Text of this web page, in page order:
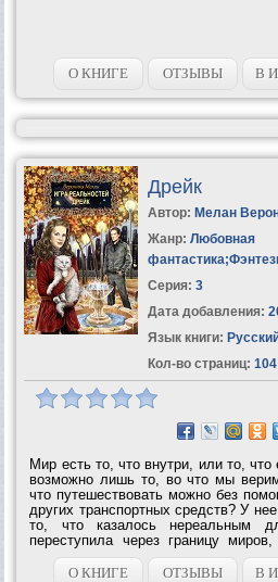
О КНИГЕ ОТЗЫВЫ В
Дрейк
Автор: Мелан
Жанр: Любовная
фантастика;
Серия: 3
Дата добавления:
Язык книги:
Кол-во страниц: 104
Мир есть то, что внутри, или то,
возможно лишь то, во что мы
что путешествовать можно без
других транспортных средств? У
то, что казалось нереальным
переступила через границу
одно – поверила. И кто же знал,
интересно: новая...
О КНИГЕ ОТЗЫВЫ В